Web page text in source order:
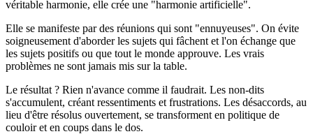
véritable harmonie, elle crée une "harmonie artificielle".
Elle se manifeste par des réunions qui sont "ennuyeuses". On évite
soigneusement d'aborder les sujets qui fâchent et l'on échange que
les sujets positifs ou que tout le monde approuve. Les vrais
problèmes ne sont jamais mis sur la table.
Le résultat ? Rien n'avance comme il faudrait. Les non-dits
s'accumulent, créant ressentiments et frustrations. Les désaccords, au
lieu d'être résolus ouvertement, se transforment en politique de
couloir et en coups dans le dos.